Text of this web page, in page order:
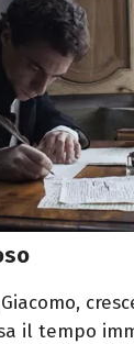
il tempo